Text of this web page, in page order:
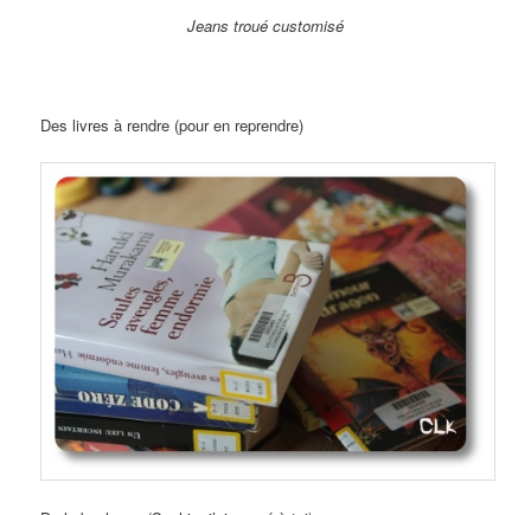
Jeans troué customisé
Des livres à rendre (pour en reprendre)